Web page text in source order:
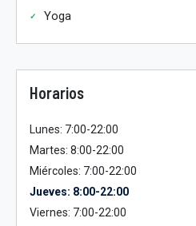
Yoga
Horarios
Lunes: 7:00-22:00
Martes: 8:00-22:00
Miércoles: 7:00-22:00
Jueves: 8:00-22:00
Viernes: 7:00-22:00